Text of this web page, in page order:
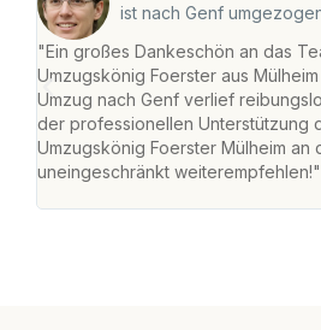
ist nach Genf
"Ein großes Dankeschön an das
Umzugskönig Foerster aus
Umzug nach Genf verlief
der professionellen Unterstützung
Umzugskönig Foerster Mülheim an
uneingeschränkt weiterempfehlen!"